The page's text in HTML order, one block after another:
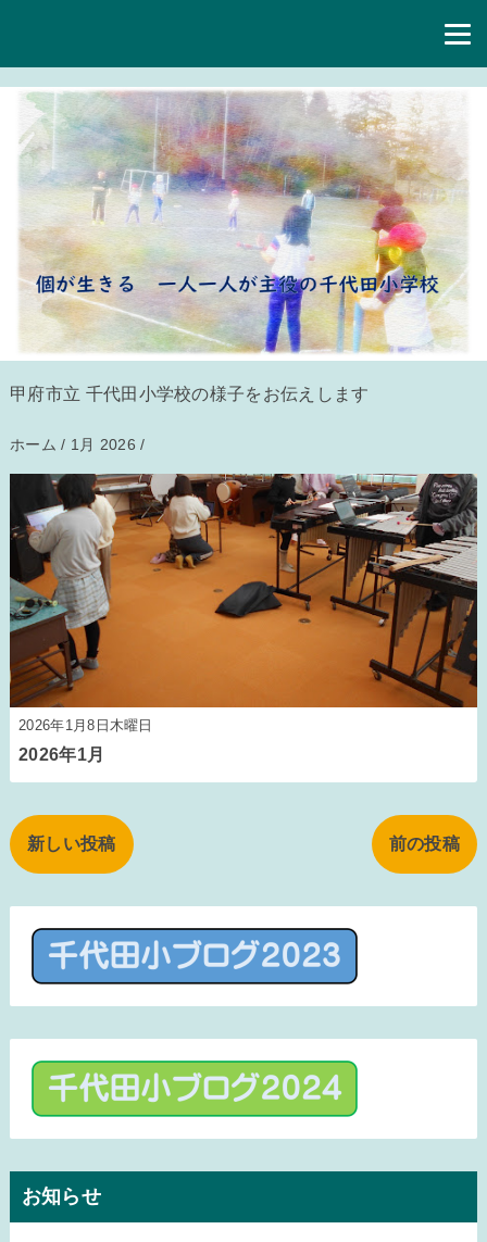
甲府市立 千代田小学校の様子をお伝えします
ホーム / 1月 2026 /
2026年1月8日木曜日
2026年1月
新しい投稿 前の投稿
お知らせ